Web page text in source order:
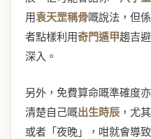
用袁天罡稱骨嘅說法，但
者點樣利用奇門遁甲趨吉
深入。
另外，免費算命嘅準確度
清楚自己嘅出生時辰 ，尤
或者「夜晚」，咁就會導致